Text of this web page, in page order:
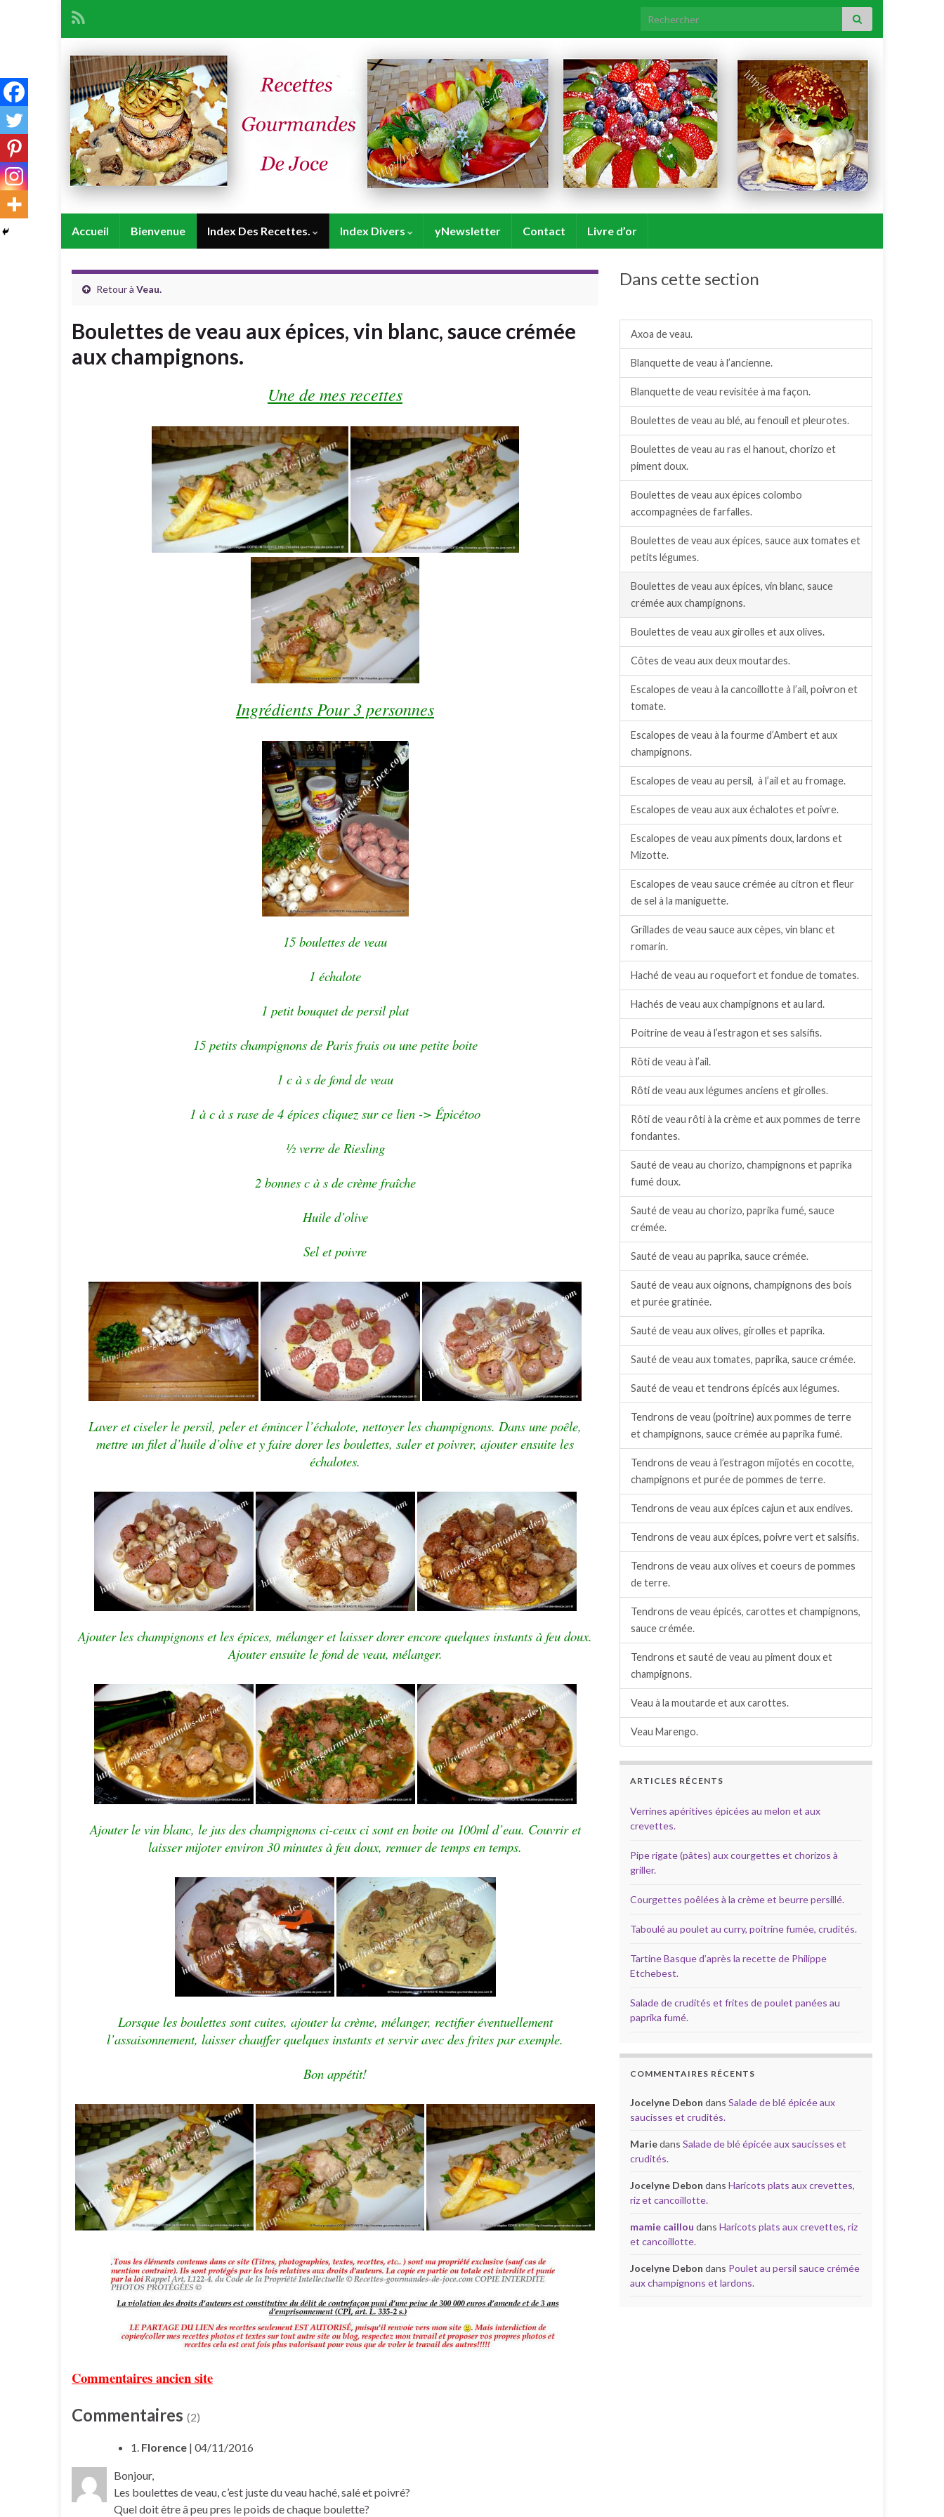
Search for:
Accueil Bienvenue Index Des Recettes. Index Divers yNewsletter Contact Livre d’or
Retour à Veau.
Boulettes de veau aux épices, vin blanc, sauce crémée
aux champignons.
Une de mes recettes
Ingrédients Pour 3 personnes
15 boulettes de veau
1 échalote
1 petit bouquet de persil plat
15 petits champignons de Paris frais ou une petite boite
1 c à s de fond de veau
1 à c à s rase de 4 épices cliquez sur ce lien -> Épicétoo
½ verre de Riesling
2 bonnes c à s de crème fraîche
Huile d’olive
Sel et poivre
Laver et ciseler le persil, peler et émincer l’échalote, nettoyer les champignons. Dans une poêle,
mettre un filet d’huile d’olive et y faire dorer les boulettes, saler et poivrer, ajouter ensuite les
échalotes.
Ajouter les champignons et les épices, mélanger et laisser dorer encore quelques instants à feu doux.
Ajouter ensuite le fond de veau, mélanger.
Ajouter le vin blanc, le jus des champignons ci-ceux ci sont en boite ou 100ml d’eau. Couvrir et
laisser mijoter environ 30 minutes à feu doux, remuer de temps en temps.
Lorsque les boulettes sont cuites, ajouter la crème, mélanger, rectifier éventuellement
l’assaisonnement, laisser chauffer quelques instants et servir avec des frites par exemple.
Bon appétit!
Commentaires ancien site
Commentaires (2)
1. Florence | 04/11/2016
Bonjour,
Les boulettes de veau, c’est juste du veau haché, salé et poivré?
Quel doit être â peu pres le poids de chaque boulette?
Dans cette section
Axoa de veau.
Blanquette de veau à l’ancienne.
Blanquette de veau revisitée à ma façon.
Boulettes de veau au blé, au fenouil et pleurotes.
Boulettes de veau au ras el hanout, chorizo et
piment doux.
Boulettes de veau aux épices colombo
accompagnées de farfalles.
Boulettes de veau aux épices, sauce aux tomates et
petits légumes.
Boulettes de veau aux épices, vin blanc, sauce
crémée aux champignons.
Boulettes de veau aux girolles et aux olives.
Côtes de veau aux deux moutardes.
Escalopes de veau à la cancoillotte à l’ail, poivron et
tomate.
Escalopes de veau à la fourme d’Ambert et aux
champignons.
Escalopes de veau au persil, à l’ail et au fromage.
Escalopes de veau aux aux échalotes et poivre.
Escalopes de veau aux piments doux, lardons et
Mizotte.
Escalopes de veau sauce crémée au citron et fleur
de sel à la maniguette.
Grillades de veau sauce aux cèpes, vin blanc et
romarin.
Haché de veau au roquefort et fondue de tomates.
Hachés de veau aux champignons et au lard.
Poitrine de veau à l’estragon et ses salsifis.
Rôti de veau à l’ail.
Rôti de veau aux légumes anciens et girolles.
Rôti de veau rôti à la crème et aux pommes de terre
fondantes.
Sauté de veau au chorizo, champignons et paprika
fumé doux.
Sauté de veau au chorizo, paprika fumé, sauce
crémée.
Sauté de veau au paprika, sauce crémée.
Sauté de veau aux oignons, champignons des bois
et purée gratinée.
Sauté de veau aux olives, girolles et paprika.
Sauté de veau aux tomates, paprika, sauce crémée.
Sauté de veau et tendrons épicés aux légumes.
Tendrons de veau (poitrine) aux pommes de terre
et champignons, sauce crémée au paprika fumé.
Tendrons de veau à l’estragon mijotés en cocotte,
champignons et purée de pommes de terre.
Tendrons de veau aux épices cajun et aux endives.
Tendrons de veau aux épices, poivre vert et salsifis.
Tendrons de veau aux olives et coeurs de pommes
de terre.
Tendrons de veau épicés, carottes et champignons,
sauce crémée.
Tendrons et sauté de veau au piment doux et
champignons.
Veau à la moutarde et aux carottes.
Veau Marengo.
ARTICLES RÉCENTS
Verrines apéritives épicées au melon et aux
crevettes.
Pipe rigate (pâtes) aux courgettes et chorizos à
griller.
Courgettes poêlées à la crème et beurre persillé.
Taboulé au poulet au curry, poitrine fumée, crudités.
Tartine Basque d’après la recette de Philippe
Etchebest.
Salade de crudités et frites de poulet panées au
paprika fumé.
COMMENTAIRES RÉCENTS
Jocelyne Debon dans Salade de blé épicée aux
saucisses et crudités.
Mariedans Salade de blé épicée aux saucisses et
crudités.
Jocelyne Debon dans Haricots plats aux crevettes,
riz et cancoillotte.
mamie caillou dans Haricots plats aux crevettes, riz
et cancoillotte.
Jocelyne Debon dans Poulet au persil sauce crémée
aux champignons et lardons.